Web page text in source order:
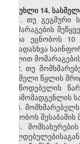
მუხლი 14.
1. თუ გეგმური
მომარაგების
უნდა ეცნობოს
სხვადასხვა
წყლით
2. თუ
სასმელი წყლის
მიმწოდებელის
წარმომადგენლის
3.
აცნობოს
4.